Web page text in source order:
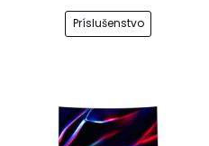
Príslušenstvo